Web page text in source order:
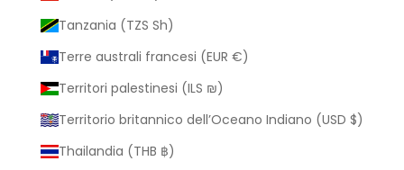
Tanzania (TZS Sh)
Terre australi francesi (EUR €)
Territori palestinesi (ILS ₪)
Territorio britannico dell’Oceano Indiano (USD $)
Thailandia (THB ฿)